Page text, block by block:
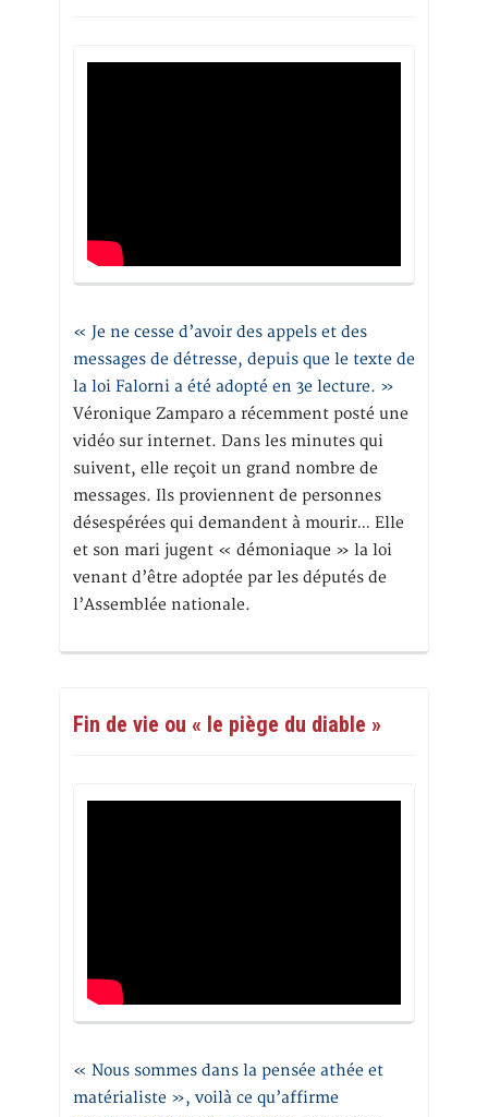
« Je ne cesse d’avoir des appels et des
messages de détresse, depuis que le texte de
la loi Falorni a été adopté en 3e lecture. »
Véronique Zamparo a récemment posté une
vidéo sur internet. Dans les minutes qui
suivent, elle reçoit un grand nombre de
messages. Ils proviennent de personnes
désespérées qui demandent à mourir… Elle
et son mari jugent « démoniaque » la loi
venant d’être adoptée par les députés de
l’Assemblée nationale.
Fin de vie ou « le piège du diable »
« Nous sommes dans la pensée athée et
matérialiste », voilà ce qu’affirme